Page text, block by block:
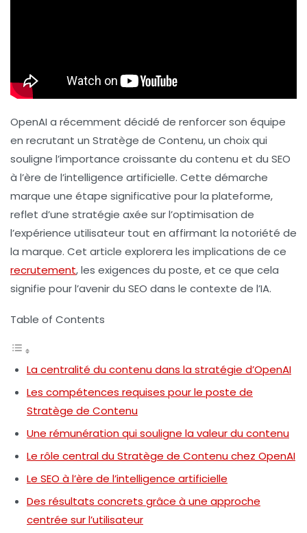
OpenAI a récemment décidé de renforcer son équipe
en recrutant un Stratège de Contenu, un choix qui
souligne l’importance croissante du contenu et du SEO
à l’ère de l’intelligence artificielle. Cette démarche
marque une étape significative pour la plateforme,
reflet d’une stratégie axée sur l’optimisation de
l’expérience utilisateur tout en affirmant la notoriété de
la marque. Cet article explorera les implications de ce
recrutement, les exigences du poste, et ce que cela
signifie pour l’avenir du SEO dans le contexte de l’IA.
Table of Contents
La centralité du contenu dans la stratégie d’OpenAI
Les compétences requises pour le poste de
Stratège de Contenu
Une rémunération qui souligne la valeur du contenu
Le rôle central du Stratège de Contenu chez OpenAI
Le SEO à l’ère de l’intelligence artificielle
Des résultats concrets grâce à une approche
centrée sur l’utilisateur